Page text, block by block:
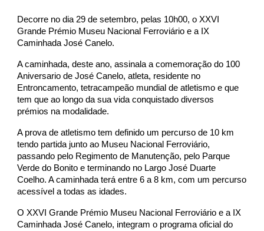
Decorre no dia 29 de setembro, pelas 10h00, o XXVI
Grande Prémio Museu Nacional Ferroviário e a IX
Caminhada José Canelo.
A caminhada, deste ano, assinala a comemoração do 100
Aniversario de José Canelo, atleta, residente no
Entroncamento, tetracampeão mundial de atletismo e que
tem que ao longo da sua vida conquistado diversos
prémios na modalidade.
A prova de atletismo tem definido um percurso de 10 km
tendo partida junto ao Museu Nacional Ferroviário,
passando pelo Regimento de Manutenção, pelo Parque
Verde do Bonito e terminando no Largo José Duarte
Coelho. A caminhada terá entre 6 a 8 km, com um percurso
acessível a todas as idades.
O XXVI Grande Prémio Museu Nacional Ferroviário e a IX
Caminhada José Canelo, integram o programa oficial do